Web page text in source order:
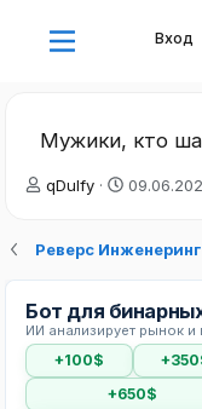
Вход
Мужики, кто
А
о
е
м
ы
qDulfy
Д
а
ч
а
л
а
Реверс Инженеринг
Бот для
ИИ анализирует рынок
+100$
+650$